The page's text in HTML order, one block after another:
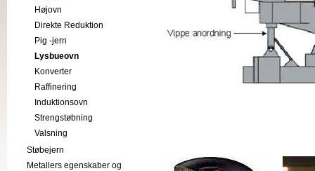
Højovn
Direkte Reduktion
Pig -jern
Lysbueovn
Konverter
Raffinering
Induktionsovn
Strengstøbning
Valsning
Støbejern
Metallers egenskaber og